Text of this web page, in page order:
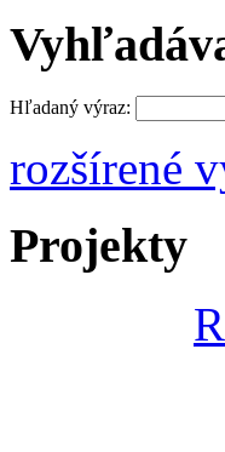
Hľadaný výraz:
rozšírené
Projekty